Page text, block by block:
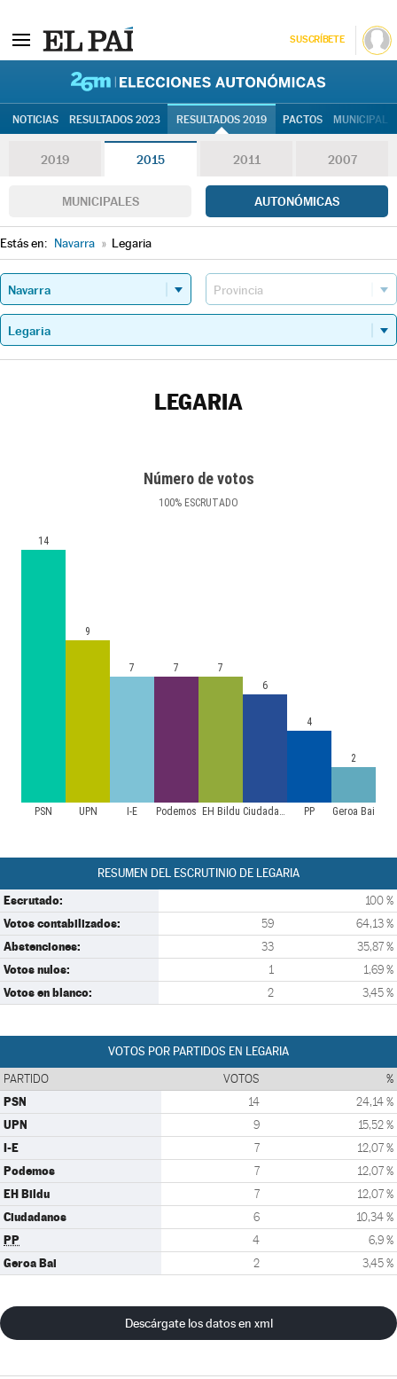
SUSCRÍBETE
NOTICIAS RESULTADOS 2023 RESULTADOS 2019 PACTOS
2019 2015 2011 2007
MUNICIPALES AUTONÓMICAS
Estás en: Navarra » Legaria
LEGARIA
Número de votos
100% ESCRUTADO
PSN UPN I-E Podemos EH Bildu Ciudadanos PP Geroa Bai
14
9
7 7
7
6
4
2
RESUMEN DEL ESCRUTINIO DE LEGARIA
Escrutado: 100 %
Votos contabilizados: 59 64,13 %
Abstenciones: 33 35,87 %
Votos nulos: 1 1,69 %
Votos en blanco: 2 3,45 %
VOTOS POR PARTIDOS EN LEGARIA
PARTIDO VOTOS %
PSN 14 24,14 %
UPN 9 15,52 %
I-E 7 12,07 %
Podemos 7 12,07 %
EH Bildu 7 12,07 %
Ciudadanos 6 10,34 %
PP 4 6,9 %
Geroa Bai 2 3,45 %
Descárgate los datos en xml